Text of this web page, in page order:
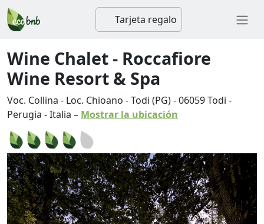
Tarjeta regalo
Wine Chalet - Roccafiore
Wine Resort & Spa
Voc. Collina - Loc. Chioano - Todi (PG)-06059Todi -
Perugia -Italia – Mostrar la ubicación